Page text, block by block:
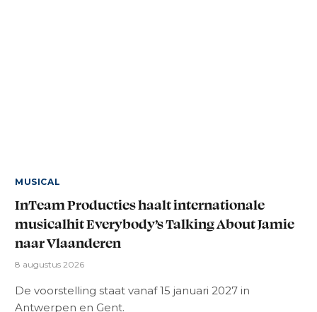
MUSICAL
InTeam Producties haalt internationale
musicalhit Everybody’s Talking About Jamie
naar Vlaanderen
8 augustus 2026
De voorstelling staat vanaf 15 januari 2027 in
Antwerpen en Gent.